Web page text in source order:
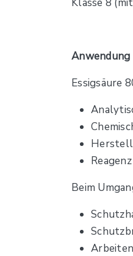
Anwendung
Essigsäure
Beim